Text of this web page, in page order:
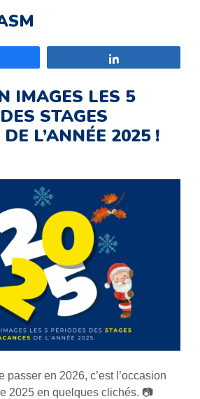
IMAGES LES 5
STAGES
L’ANNÉE 2025 !
passer en 2026, c’est l’occasion
2025 en quelques clichés. 📷